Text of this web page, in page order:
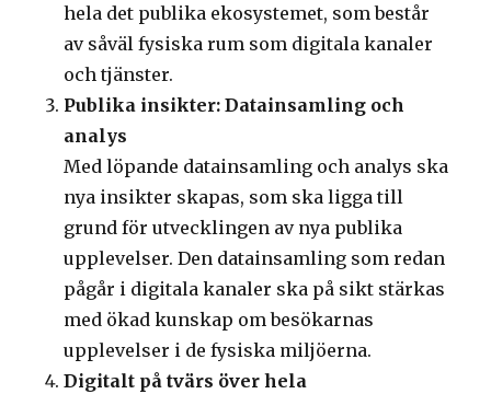
hela det publika ekosystemet, som består
av såväl fysiska rum som digitala kanaler
och tjänster.
Publika insikter: Datainsamling och
analys
Med löpande datainsamling och analys ska
nya insikter skapas, som ska ligga till
grund för utvecklingen av nya publika
upplevelser. Den datainsamling som redan
pågår i digitala kanaler ska på sikt stärkas
med ökad kunskap om besökarnas
upplevelser i de fysiska miljöerna.
Digitalt på tvärs över hela